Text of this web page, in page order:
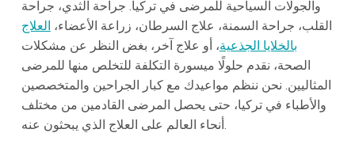
والجولات السياحية للمرضى في تركيا. جراحة الثدي، جراحة
القلب، جراحة السمنة، علاج السرطان، زراعة الأعضاء، العلاج
بالخلايا الجذعية، أو علاج آخر، بغض النظر عن مشكلات
الصحة، نقدم حلولًا ميسورة التكلفة للتخلص منها للمرضى
المثاليين. نحن ننظم مواعيدك مع كبار الجراحين والمتخصصين
والأطباء في تركيا، حتى يحصل المرضى القادمين من مختلف
أنحاء العالم على العلاج الذي يبحثون عنه.